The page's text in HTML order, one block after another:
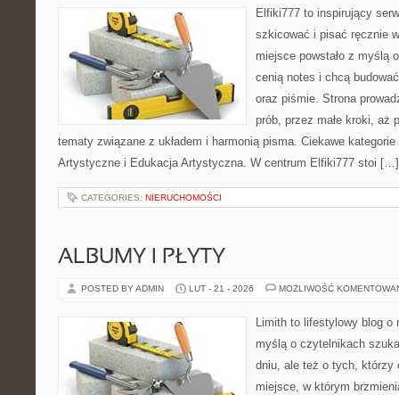
Elfiki777 to inspirujący
szkicować i pisać ręcznie
miejsce powstało z myślą
cenią notes i chcą
oraz piśmie. Strona
prób, przez małe kroki, aż
tematy związane z układem i harmonią pisma. Ciekawe
Artystyczne i Edukacja Artystyczna. W centrum Elfiki777 stoi […]
CATEGORIES: NIERUCHOMOŚCI
ALBUMY I PŁYTY
POSTED BY ADMIN LUT - 21 - 2026 MOŻLIWOŚĆ
Limith to lifestylowy blog o
myślą o czytelnikach
dniu, ale też o tych, którzy
miejsce, w którym